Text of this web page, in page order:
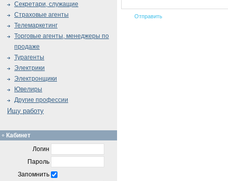
Секретари, служащие
Страховые агенты
Телемаркетинг
Торговые агенты, менеджеры по
продаже
Турагенты
Электрики
Электронщики
Ювелиры
Другие профессии
Ищу работу
Кабинет
Логин
Пароль
Запомнить